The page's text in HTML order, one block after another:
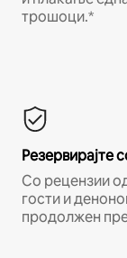
трошоци.*
Резервирајте
Со рецензии
гости и
продолжен